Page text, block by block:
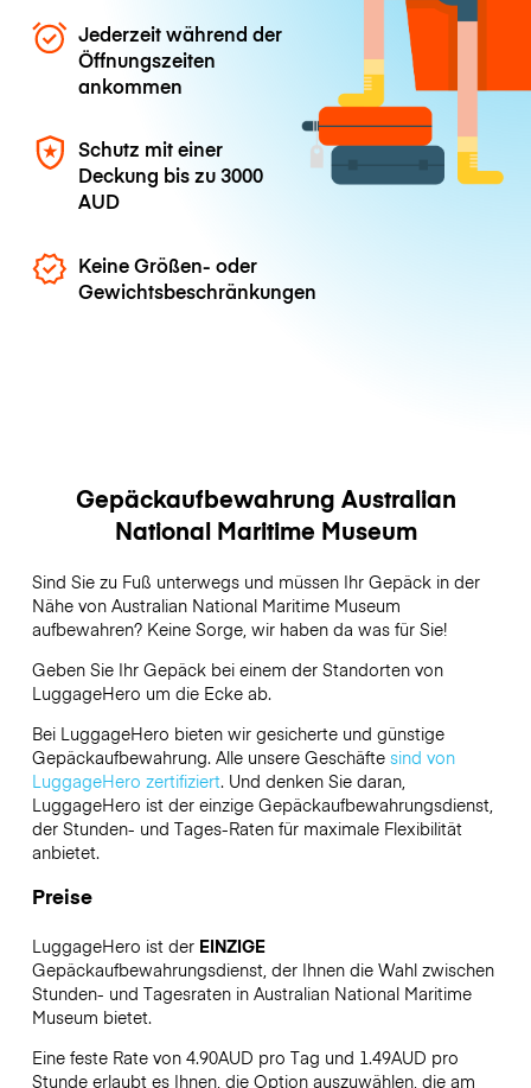
Jederzeit während der
Öffnungszeiten
ankommen
Schutz mit einer
Deckung bis zu3000
AUD
Keine Größen- oder
Gewichtsbeschränkungen
Gepäckaufbewahrung Australian
National Maritime Museum
Sind Sie zu Fuß unterwegs und müssen Ihr Gepäck in der
Nähe von Australian National Maritime Museum
aufbewahren? Keine Sorge, wir haben da was für Sie!
Geben Sie Ihr Gepäck bei einem der Standorten von
LuggageHero um die Ecke ab.
Bei LuggageHero bieten wir gesicherte und günstige
Gepäckaufbewahrung. Alle unsere Geschäfte sind von
LuggageHero zertifiziert. Und denken Sie daran,
LuggageHero ist der einzige Gepäckaufbewahrungsdienst,
der Stunden- und Tages-Raten für maximale Flexibilität
anbietet.
Preise
LuggageHero ist der EINZIGE
Gepäckaufbewahrungsdienst, der Ihnen die Wahl zwischen
Stunden- und Tagesraten in Australian National Maritime
Museum bietet.
Eine feste Rate von 4.90AUD pro Tag und 1.49AUD pro
Stunde erlaubt es Ihnen, die Option auszuwählen, die am